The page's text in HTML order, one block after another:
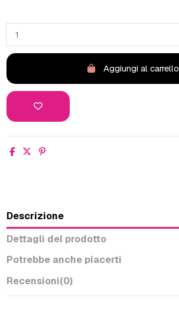
Aggiungi al carrello
Descrizione
Dettagli del prodotto
Potrebbe anche piacerti
Recensioni(0)